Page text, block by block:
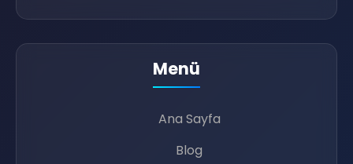
📝
💚
📝
Menü
Ana Sayfa
Blog